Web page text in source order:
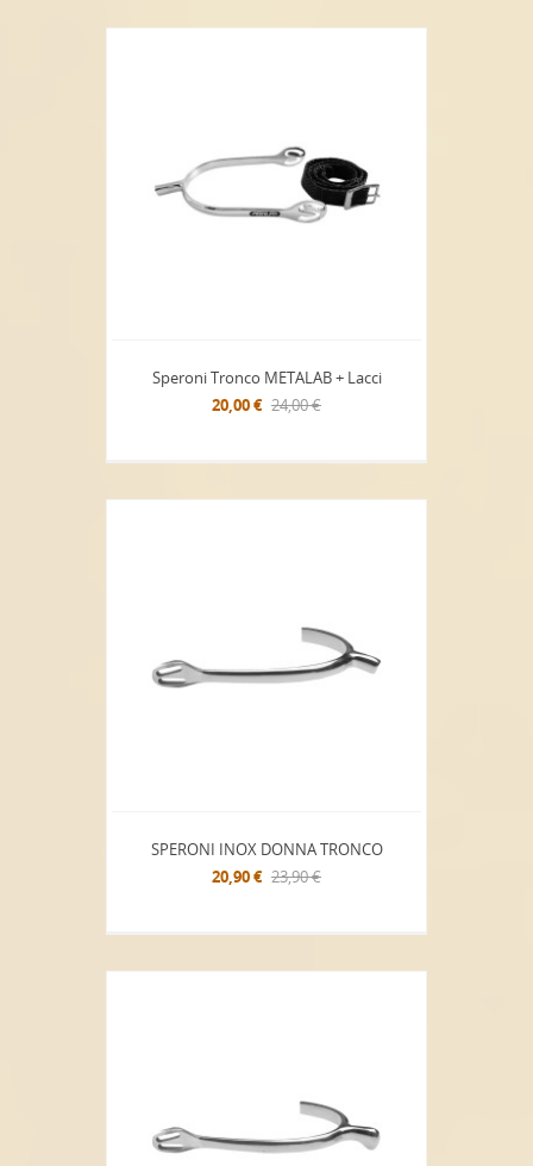
Speroni Tronco METALAB + Lacci
20,00 € 24,00 €
SPERONI INOX DONNA TRONCO
20,90 € 23,90 €